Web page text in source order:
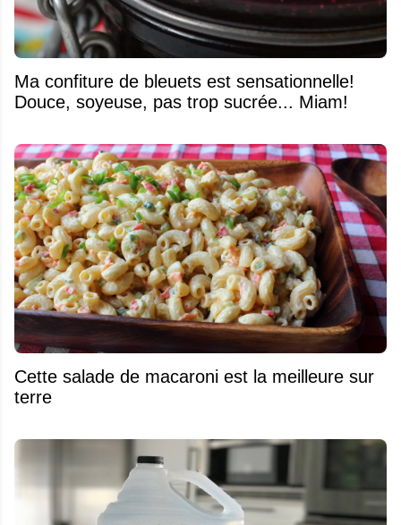
Ma confiture de bleuets est sensationnelle!
Douce, soyeuse, pas trop sucrée... Miam!
Cette salade de macaroni est la meilleure sur
terre